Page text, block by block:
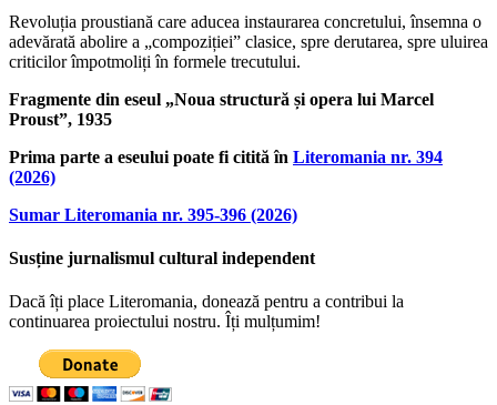
Revoluția proustiană care aducea instaurarea concretului, însemna o
adevărată abolire a „compoziției” clasice, spre derutarea, spre uluirea
criticilor împotmoliți în formele trecutului.
Fragmente din eseul „Noua structură și opera lui Marcel
Proust”, 1935
Prima parte a eseului poate fi citită în Literomania nr. 394
(2026)
Sumar Literomania nr. 395-396 (2026)
Susține jurnalismul cultural independent
Dacă îți place Literomania, donează pentru a contribui la
continuarea proiectului nostru. Îți mulțumim!